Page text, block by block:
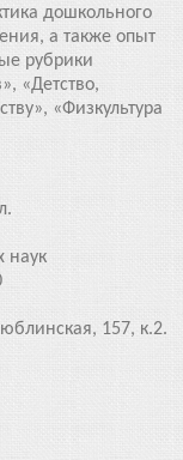
дошкольного
а также опыт
рубрики
«Детство,
«Физкультура
наук
157, к.2.